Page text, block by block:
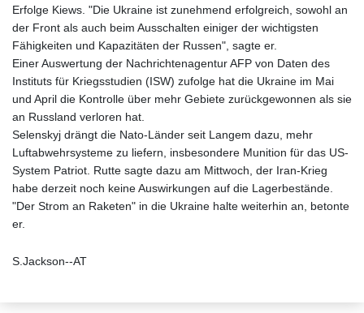
Erfolge Kiews. "Die Ukraine ist zunehmend erfolgreich, sowohl an
der Front als auch beim Ausschalten einiger der wichtigsten
Fähigkeiten und Kapazitäten der Russen", sagte er.
Einer Auswertung der Nachrichtenagentur AFP von Daten des
Instituts für Kriegsstudien (ISW) zufolge hat die Ukraine im Mai
und April die Kontrolle über mehr Gebiete zurückgewonnen als sie
an Russland verloren hat.
Selenskyj drängt die Nato-Länder seit Langem dazu, mehr
Luftabwehrsysteme zu liefern, insbesondere Munition für das US-
System Patriot. Rutte sagte dazu am Mittwoch, der Iran-Krieg
habe derzeit noch keine Auswirkungen auf die Lagerbestände.
"Der Strom an Raketen" in die Ukraine halte weiterhin an, betonte
er.
S.Jackson--AT